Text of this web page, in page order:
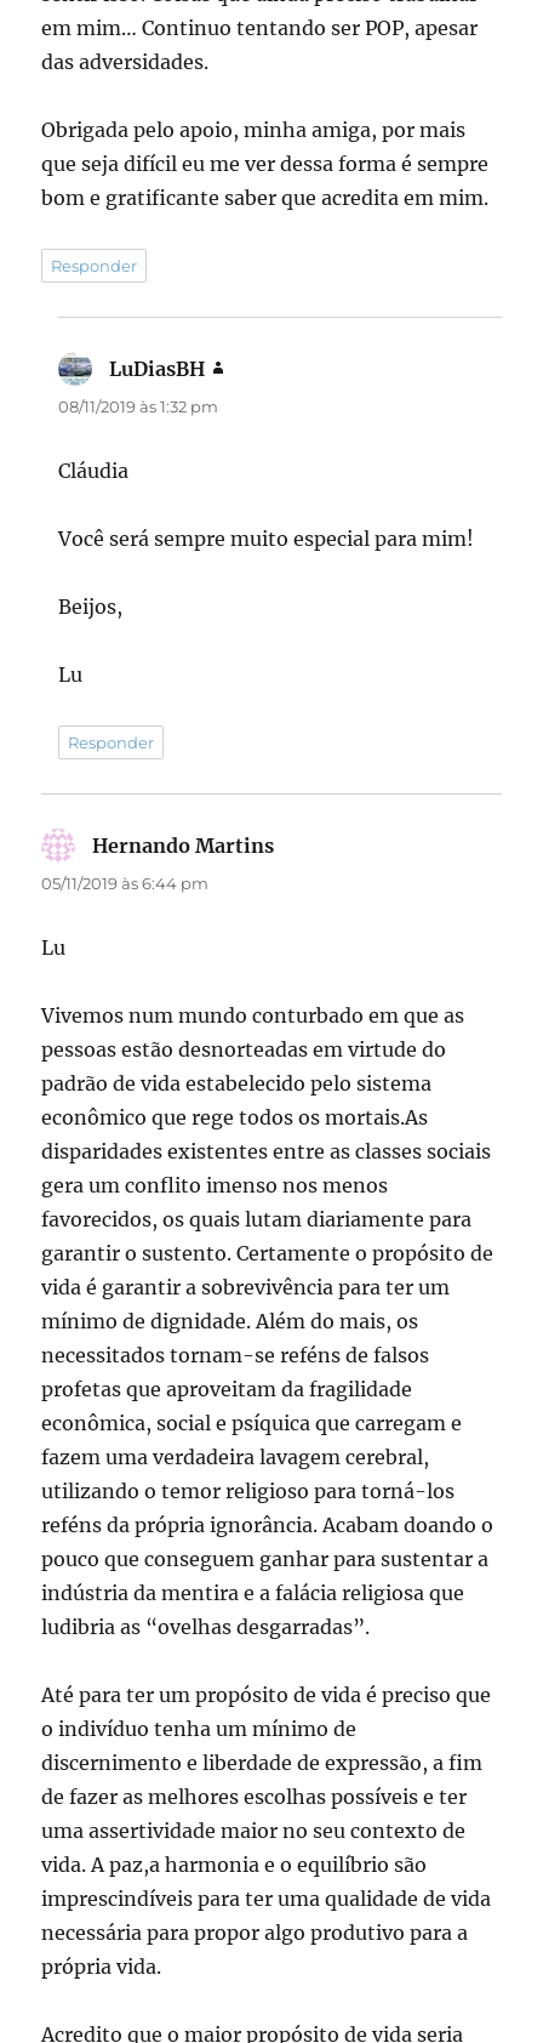
em mim… Continuo tentando ser POP, apesar
das adversidades.
Obrigada pelo apoio, minha amiga, por mais
que seja difícil eu me ver dessa forma é sempre
bom e gratificante saber que acredita em mim.
Responder
LuDiasBH
08/11/2019 às 1:32 pm
Cláudia
Você será sempre muito especial para mim!
Beijos,
Lu
Responder
Hernando Martins
05/11/2019 às 6:44 pm
Lu
Vivemos num mundo conturbado em que as
pessoas estão desnorteadas em virtude do
padrão de vida estabelecido pelo sistema
econômico que rege todos os mortais.As
disparidades existentes entre as classes sociais
gera um conflito imenso nos menos
favorecidos, os quais lutam diariamente para
garantir o sustento. Certamente o propósito de
vida é garantir a sobrevivência para ter um
mínimo de dignidade. Além do mais, os
necessitados tornam-se reféns de falsos
profetas que aproveitam da fragilidade
econômica, social e psíquica que carregam e
fazem uma verdadeira lavagem cerebral,
utilizando o temor religioso para torná-los
reféns da própria ignorância. Acabam doando o
pouco que conseguem ganhar para sustentar a
indústria da mentira e a falácia religiosa que
ludibria as “ovelhas desgarradas”.
Até para ter um propósito de vida é preciso que
o indivíduo tenha um mínimo de
discernimento e liberdade de expressão, a fim
de fazer as melhores escolhas possíveis e ter
uma assertividade maior no seu contexto de
vida. A paz,a harmonia e o equilíbrio são
imprescindíveis para ter uma qualidade de vida
necessária para propor algo produtivo para a
própria vida.
Acredito que o maior propósito de vida seria